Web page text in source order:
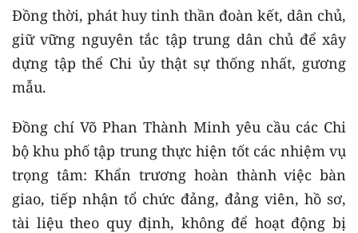
Đồng thời, phát huy tinh thần đoàn kết, dân chủ,
giữ vững nguyên tắc tập trung dân chủ để xây
dựng tập thể Chi ủy thật sự thống nhất, gương
mẫu.
Đồng chí Võ Phan Thành Minh yêu cầu các Chi
bộ khu phố tập trung thực hiện tốt các nhiệm vụ
trọng tâm: Khẩn trương hoàn thành việc bàn
giao, tiếp nhận tổ chức đảng, đảng viên, hồ sơ,
tài liệu theo quy định, không để hoạt động bị